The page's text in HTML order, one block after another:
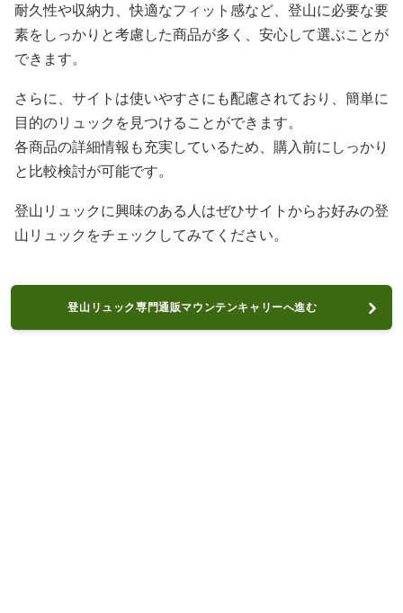
耐久性や収納力、快適なフィット感など、登山に必要な要
素をしっかりと考慮した商品が多く、安心して選ぶことが
できます。
さらに、サイトは使いやすさにも配慮されており、簡単に
目的のリュックを見つけることができます。
各商品の詳細情報も充実しているため、購入前にしっかり
と比較検討が可能です。
登山リュックに興味のある人はぜひサイトからお好みの登
山リュックをチェックしてみてください。
登山リュック専門通販マウンテンキャリーへ進む